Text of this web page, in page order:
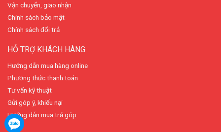
Vận chuyển, giao nhận
Chính sách bảo mật
Chính sách đổi trả
HỖ TRỢ KHÁCH HÀNG
Hướng dẫn mua hàng online
Phương thức thanh toán
Tư vấn kỹ thuật
Gửi góp ý, khiếu nại
Hướng dẫn mua trả góp